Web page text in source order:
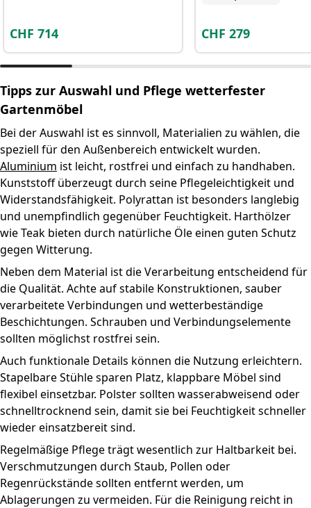
CHF 714 CHF 279
Tipps zur Auswahl und Pflege wetterfester
Gartenmöbel
Bei der Auswahl ist es sinnvoll, Materialien zu wählen, die
speziell für den Außenbereich entwickelt wurden.
Aluminium ist leicht, rostfrei und einfach zu handhaben.
Kunststoff überzeugt durch seine Pflegeleichtigkeit und
Widerstandsfähigkeit. Polyrattan ist besonders langlebig
und unempfindlich gegenüber Feuchtigkeit. Harthölzer
wie Teak bieten durch natürliche Öle einen guten Schutz
gegen Witterung.
Neben dem Material ist die Verarbeitung entscheidend für
die Qualität. Achte auf stabile Konstruktionen, sauber
verarbeitete Verbindungen und wetterbeständige
Beschichtungen. Schrauben und Verbindungselemente
sollten möglichst rostfrei sein.
Auch funktionale Details können die Nutzung erleichtern.
Stapelbare Stühle sparen Platz, klappbare Möbel sind
flexibel einsetzbar. Polster sollten wasserabweisend oder
schnelltrocknend sein, damit sie bei Feuchtigkeit schneller
wieder einsatzbereit sind.
Regelmäßige Pflege trägt wesentlich zur Haltbarkeit bei.
Verschmutzungen durch Staub, Pollen oder
Regenrückstände sollten entfernt werden, um
Ablagerungen zu vermeiden. Für die Reinigung reicht in